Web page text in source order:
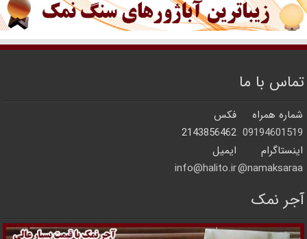
تماس با ما
شماره همراه
فکس
09194601519
2143856462
اینستاگرام
ایمیل
namaksaraa@
info@halito.ir
آجر نمک